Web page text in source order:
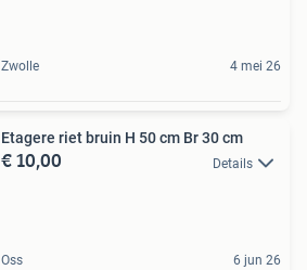
Zwolle 4 mei 26
Etagere riet bruin H 50 cm Br 30 cm
€ 10,00 Details
Oss 6 jun 26